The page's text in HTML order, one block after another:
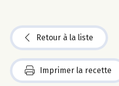
Retour à la liste
Imprimer la recette